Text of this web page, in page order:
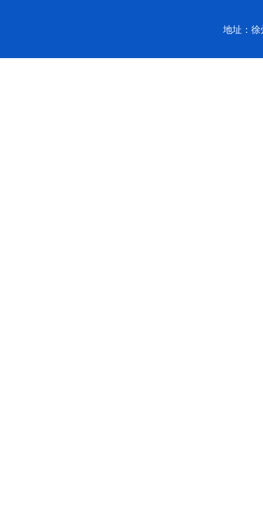
地址：徐